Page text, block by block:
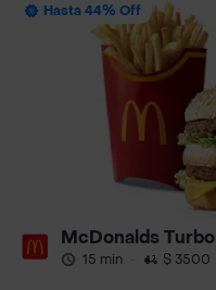
Hasta 44% Off
McDonalds Turbo
15 min · $ 3500